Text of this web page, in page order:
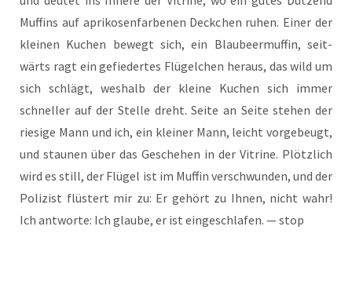
Muf­fins auf apri­ko­sen­far­be­nen Deck­chen ruhen. Einer der
klei­nen Kuchen bewegt sich, ein Blau­beer­muf­fin, seit­
wärts ragt ein gefie­der­tes Flü­gel­chen her­aus, das wild um
sich schlägt, wes­halb der klei­ne Kuchen sich immer
schnel­ler auf der Stel­le dreht. Sei­te an Sei­te ste­hen der
rie­si­ge Mann und ich, ein klei­ner Mann, leicht vor­ge­beugt,
und stau­nen über das Gesche­hen in der Vitri­ne. Plötz­lich
wird es still, der Flü­gel ist im Muf­fin ver­schwun­den, und der
Poli­zist flüs­tert mir zu: Er gehört zu Ihnen, nicht wahr!
Ich ant­wor­te: Ich glau­be, er ist ein­ge­schla­fen. — stop